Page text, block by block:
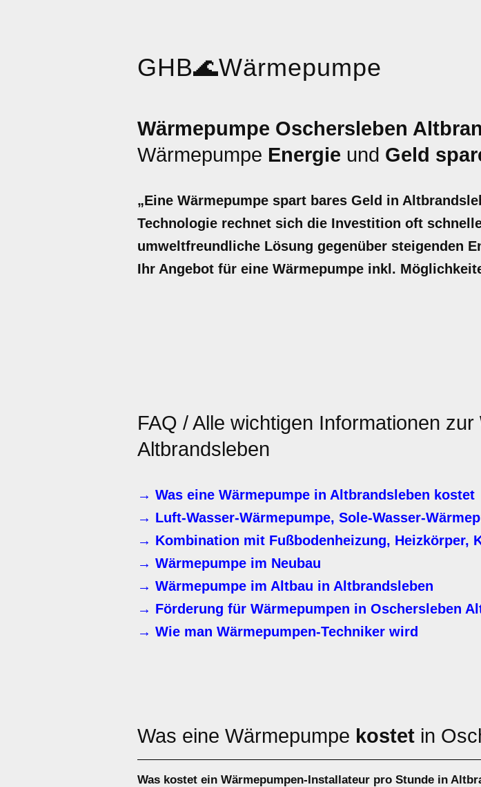
GHB🌊Wärmepumpe
Wärmepumpe Oschersleben
Wärmepumpe Energie und Geld
„Eine Wärmepumpe spart bares Geld in
Technologie rechnet sich die Investition oft
umweltfreundliche Lösung gegenüber steigenden
Ihr Angebot für eine Wärmepumpe inkl.
FAQ / Alle wichtigen Informationen zur
Altbrandsleben
→ Was eine Wärmepumpe in Altbrandsleben kostet
→ Luft-Wasser-Wärmepumpe, Sole-Wasser-
→ Kombination mit Fußbodenheizung, Heizkörper,
→ Wärmepumpe im Neubau
→ Wärmepumpe im Altbau in Altbrandsleben
→ Förderung für Wärmepumpen in Oschersleben
→ Wie man Wärmepumpen-Techniker wird
Was eine Wärmepumpe kostet in
Was kostet ein Wärmepumpen-Installateur pro Stunde in